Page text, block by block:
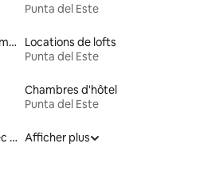
Punta del Este
Locations adaptées aux familles
Locations de lofts
Punta del Este
Chambres d'hôtel
Punta del Este
Locations de vacances avec piscine Afficher plus